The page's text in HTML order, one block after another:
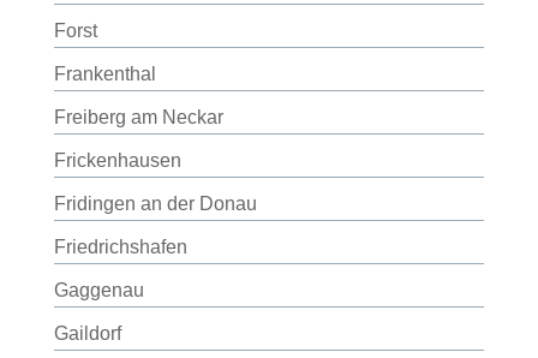
Forst
Frankenthal
Freiberg am Neckar
Frickenhausen
Fridingen an der Donau
Friedrichshafen
Gaggenau
Gaildorf